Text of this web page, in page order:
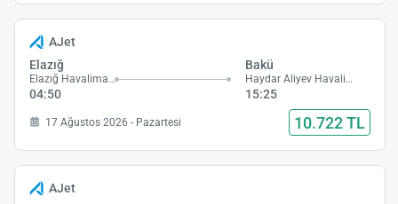
AJet
Elazığ
Elazığ Havalimanı
04:50
Bakü
Haydar Aliyev Havalimanı
15:25
17 Ağustos 2026 - Pazartesi 10.722 TL
AJet